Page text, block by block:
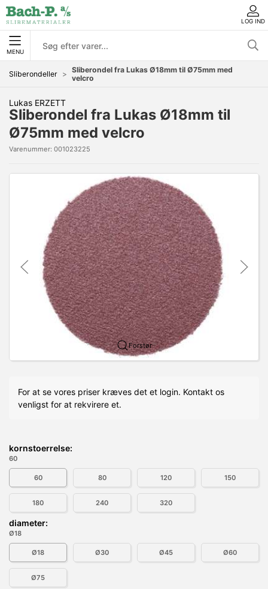
LOG IND
MENU
Sliberondeller
Sliberondel fra Lukas Ø18mm til Ø75mm med
velcro
Lukas ERZETT
Sliberondel fra Lukas Ø18mm til
Ø75mm med velcro
Varenummer: 001023225
Forstør
For at se vores priser kræves det et login. Kontakt os
venligst for at rekvirere et.
kornstoerrelse:
60
60 80 120 150
180 240 320
diameter:
Ø18
Ø18 Ø30 Ø45 Ø60
Ø75